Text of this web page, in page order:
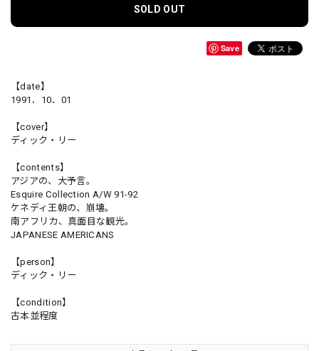
SOLD OUT
Save
【date】
1991．10．01
【cover】
ディック・リー
【contents】
アジアの、大予言。
Esquire Collection A/W 91-92
ケネディ王朝の、崩壊。
南アフリカ、真面目な観光。
JAPANESE AMERICANS
【person】
ディック・リー
【condition】
古本並程度